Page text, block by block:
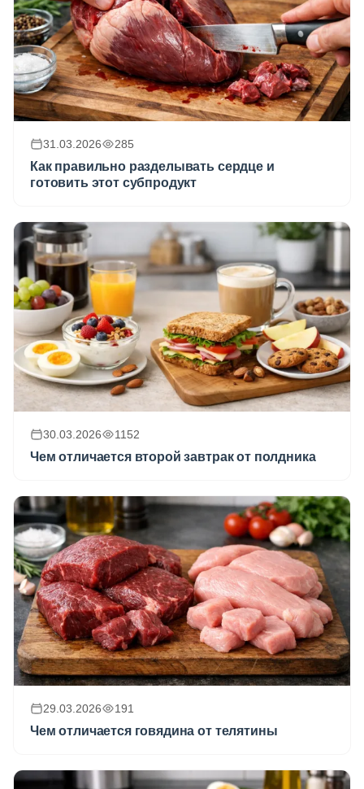
31.03.2026 285
Как правильно разделывать сердце и
готовить этот субпродукт
30.03.2026 1152
Чем отличается второй завтрак от полдника
29.03.2026 191
Чем отличается говядина от телятины